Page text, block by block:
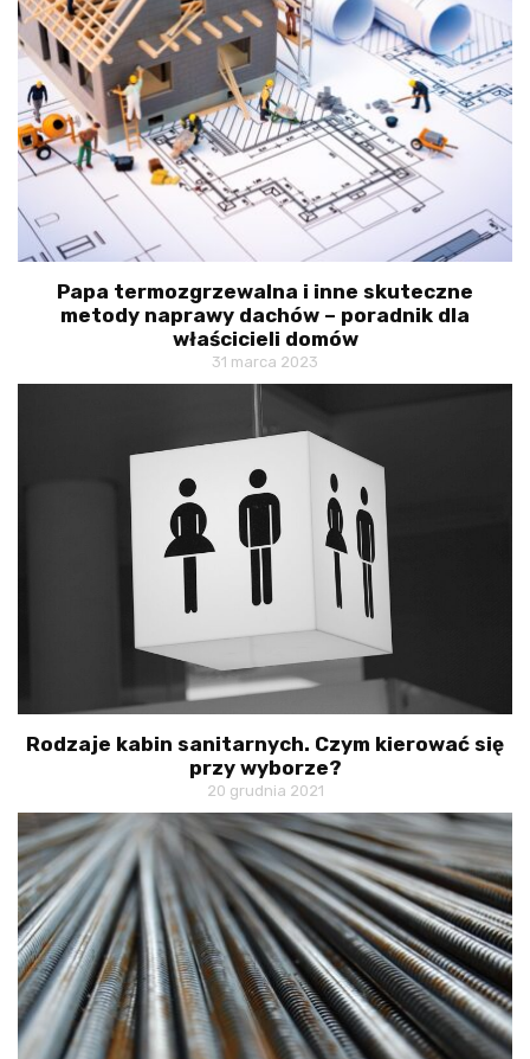
Papa termozgrzewalna i inne skuteczne
metody naprawy dachów – poradnik dla
właścicieli domów
31 marca 2023
Rodzaje kabin sanitarnych. Czym kierować się
przy wyborze?
20 grudnia 2021